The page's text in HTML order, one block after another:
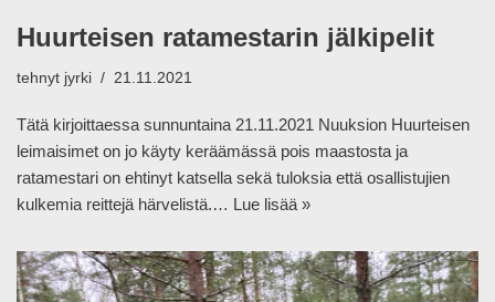
Huurteisen ratamestarin jälkipelit
tehnyt jyrki 21.11.2021
Tätä kirjoittaessa sunnuntaina 21.11.2021 Nuuksion Huurteisen
leimaisimet on jo käyty keräämässä pois maastosta ja
ratamestari on ehtinyt katsella sekä tuloksia että osallistujien
kulkemia reittejä härvelistä.… Lue lisää »